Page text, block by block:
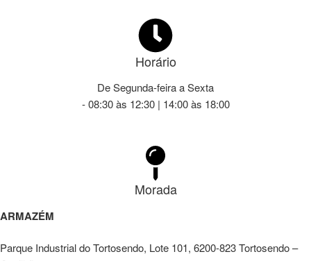
Horário
De Segunda-feira a Sexta
- 08:30 às 12:30 | 14:00 às 18:00
Morada
ARMAZÉM
Parque Industrial do Tortosendo, Lote 101, 6200-823 Tortosendo –